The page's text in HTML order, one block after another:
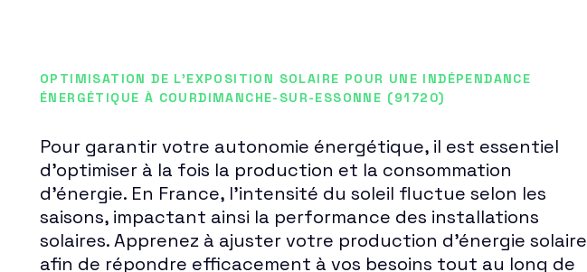
OPTIMISATION DE L'EXPOSITION SOLAIRE POUR UNE INDÉPENDANCE
ÉNERGÉTIQUE À COURDIMANCHE-SUR-ESSONNE (91720)
Pour garantir votre autonomie énergétique, il est essentiel
d'optimiser à la fois la production et la consommation
d'énergie. En France, l'intensité du soleil fluctue selon les
saisons, impactant ainsi la performance des installations
solaires. Apprenez à ajuster votre production d'énergie solaire
afin de répondre efficacement à vos besoins tout au long de